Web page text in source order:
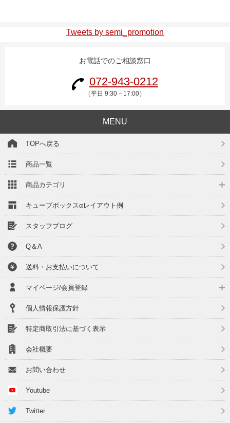
Tweets by semi_promotion
お電話でのご相談窓口
072-943-0212
（平日 9:30－17:00）
MENU
TOPへ戻る
商品一覧
商品カテゴリ
キューブボックスαレイアウト例
スタッフブログ
Q＆A
送料・お支払いについて
マイページ/会員登録
個人情報保護方針
特定商取引法に基づく表示
会社概要
お問い合わせ
Youtube
Twitter